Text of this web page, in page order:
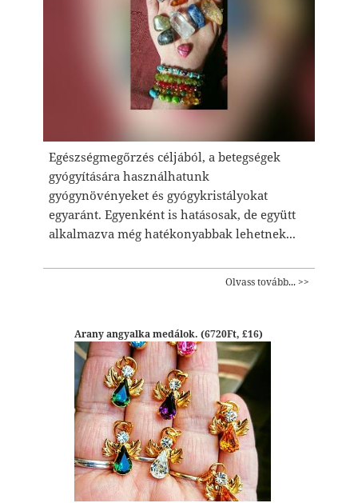
Egészségmegőrzés céljából, a betegségek
gyógyítására használhatunk
gyógynövényeket és gyógykristályokat
egyaránt. Egyenként is hatásosak, de együtt
alkalmazva még hatékonyabbak lehetnek...
Olvass tovább... >>
Arany angyalka medálok. (6720Ft, £16)